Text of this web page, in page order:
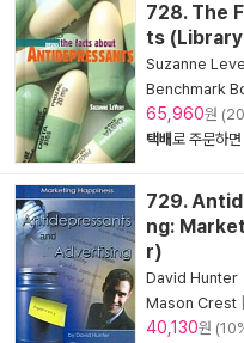
728. The
ts
Suzanne
Benchmark
65,960원
택배로 주문하면
729.
ng:
r)
David Hunter
Mason Crest
40,130원